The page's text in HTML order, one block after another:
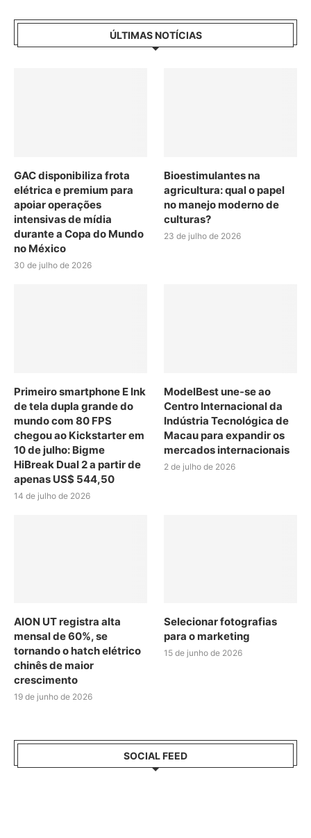
ÚLTIMAS NOTÍCIAS
GAC disponibiliza frota
elétrica e premium para
apoiar operações
intensivas de mídia
durante a Copa do Mundo
no México
30 de julho de 2026
Bioestimulantes na
agricultura: qual o papel
no manejo moderno de
culturas?
23 de julho de 2026
Primeiro smartphone E Ink
de tela dupla grande do
mundo com 80 FPS
chegou ao Kickstarter em
10 de julho: Bigme
HiBreak Dual 2 a partir de
apenas US$ 544,50
14 de julho de 2026
ModelBest une-se ao
Centro Internacional da
Indústria Tecnológica de
Macau para expandir os
mercados internacionais
2 de julho de 2026
AION UT registra alta
mensal de 60%, se
tornando o hatch elétrico
chinês de maior
crescimento
19 de junho de 2026
Selecionar fotografias
para o marketing
15 de junho de 2026
SOCIAL FEED